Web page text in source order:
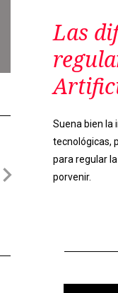
Las
Suena bien la
tecnológicas,
para regular
porvenir.